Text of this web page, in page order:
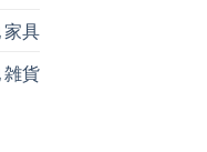
家具
雑貨